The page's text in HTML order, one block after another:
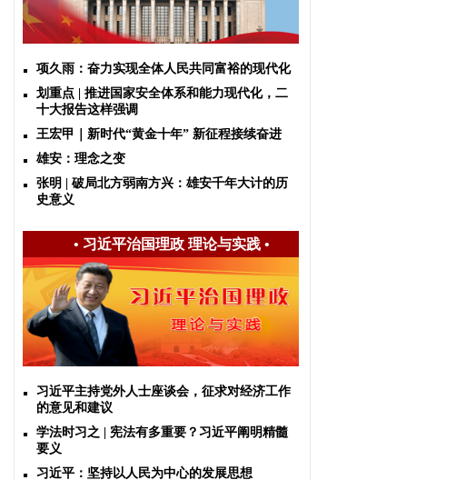
项久雨：奋力实现全体人民共同富裕的现代化
划重点 | 推进国家安全体系和能力现代化，二
十大报告这样强调
王宏甲｜新时代“黄金十年” 新征程接续奋进
雄安：理念之变
张明 | 破局北方弱南方兴：雄安千年大计的历
史意义
• 习近平治国理政 理论与实践•
习近平主持党外人士座谈会，征求对经济工作
的意见和建议
学法时习之 | 宪法有多重要？习近平阐明精髓
要义
习近平：坚持以人民为中心的发展思想